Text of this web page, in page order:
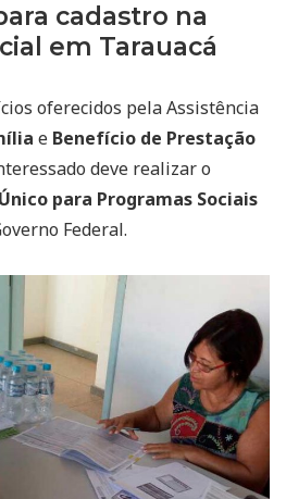
cadastro na
em Tarauacá
oferecidos pela Assistência
e Benefício de Prestação
deve realizar o
para Programas Sociais
Federal.